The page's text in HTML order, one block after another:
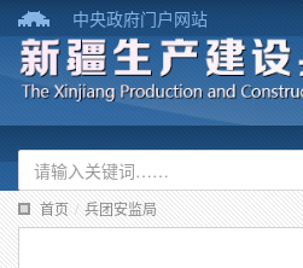
中央政府门户网站
首页 / 兵团安监局